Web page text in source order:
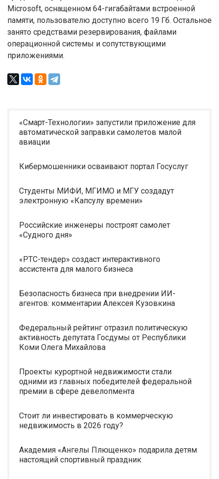
Microsoft, оснащенном 64-гигабайтами встроенной
памяти, пользователю доступно всего 19 Гб. Остальное
занято средствами резервирования, файлами
операционной системы и сопутствующими
приложениями.
«Смарт-Технологии» запустили приложение для
автоматической заправки самолетов малой
авиации
Кибермошенники осваивают портал Госуслуг
Студенты МИФИ, МГИМО и МГУ создадут
электронную «Капсулу времени»
Российские инженеры построят самолет
«Судного дня»
«РТС-тендер» создаст интерактивного
ассистента для малого бизнеса
Безопасность бизнеса при внедрении ИИ-
агентов: комментарии Алексея Кузовкина
Федеральный рейтинг отразил политическую
активность депутата Госдумы от Республики
Коми Олега Михайлова
Проекты курортной недвижимости стали
одними из главных победителей федеральной
премии в сфере девелопмента
Стоит ли инвестировать в коммерческую
недвижимость в 2026 году?
Академия «Ангелы Плющенко» подарила детям
настоящий спортивный праздник